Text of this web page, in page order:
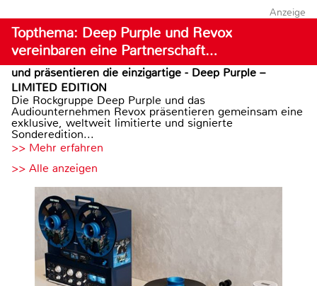
Anzeige
Topthema: Deep Purple und Revox
vereinbaren eine Partnerschaft…
und präsentieren die einzigartige - Deep Purple –
LIMITED EDITION
Die Rockgruppe Deep Purple und das
Audiounternehmen Revox präsentieren gemeinsam eine
exklusive, weltweit limitierte und signierte
Sonderedition...
>> Mehr erfahren
>> Alle anzeigen